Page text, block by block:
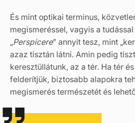
És mint optikai terminus,
megismeréssel, vagyis a
„Perspicere” annyit tesz, mint
azaz tisztán látni. Amin pedig
keresztüllátunk, az a tér. Ha tér
felderítjük, biztosabb alapokra
megismerés természetét és